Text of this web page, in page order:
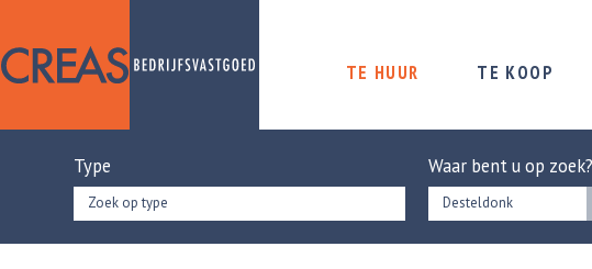
TE HUUR TE KOOP
Type
Zoek op type
Waar bent u op zoek?